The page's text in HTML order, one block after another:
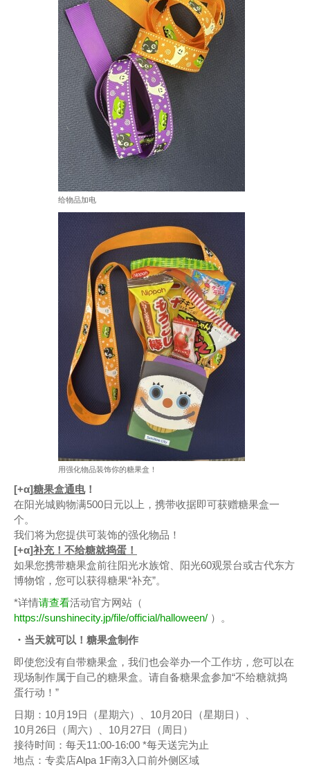
给物品加电
用强化物品装饰你的糖果盒！
[+α]糖果盒通电！
在阳光城购物满500日元以上，携带收据即可获赠糖果盒一
个。
我们将为您提供可装饰的强化物品！
[+α]补充！不给糖就捣蛋！
如果您携带糖果盒前往阳光水族馆、阳光60观景台或古代东方
博物馆，您可以获得糖果“补充”。
*详情请查看活动官方网站（
https://sunshinecity.jp/file/official/halloween/ ）。
・当天就可以！糖果盒制作
即使您没有自带糖果盒，我们也会举办一个工作坊，您可以在
现场制作属于自己的糖果盒。请自备糖果盒参加“不给糖就捣
蛋行动！”
日期：10月19日（星期六）、10月20日（星期日）、
10月26日（周六）、10月27日（周日）
接待时间：每天11:00-16:00 *每天送完为止
地点：专卖店Alpa 1F南3入口前外侧区域